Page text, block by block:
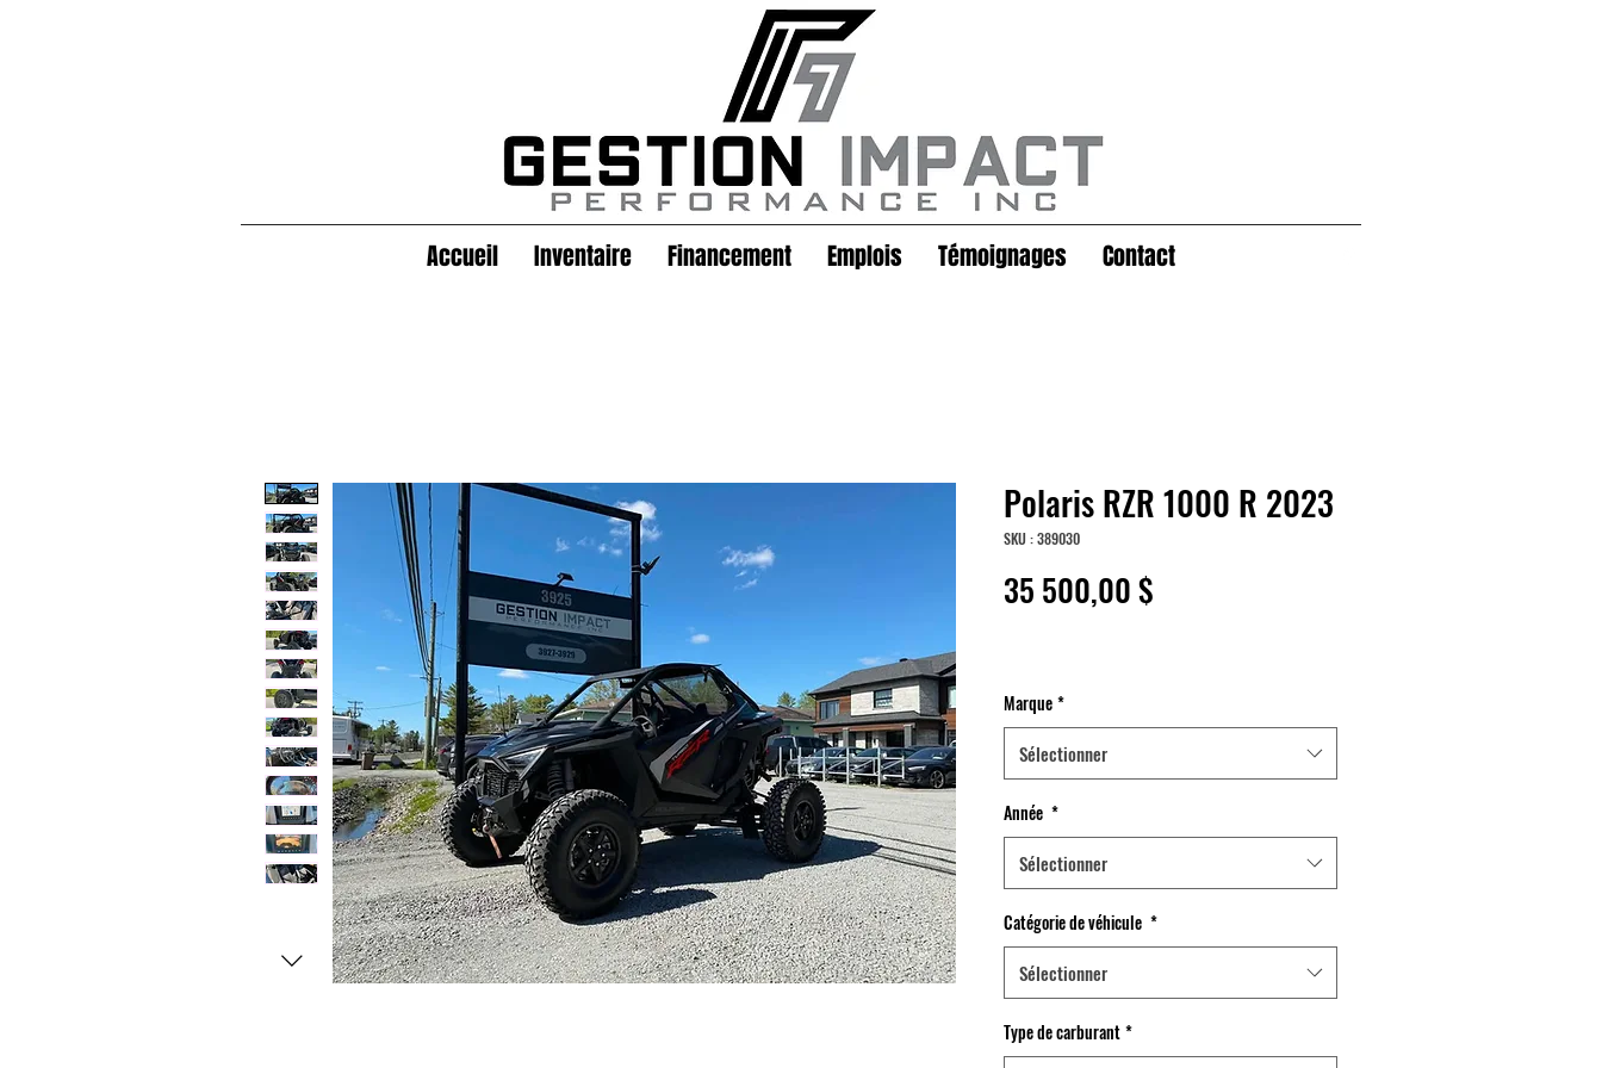
Accueil Inventaire Financement Emplois Témoignages Contact
Polaris RZR 1000 R 2023
SKU : 389030
35 500,00 $
Marque*
Sélectionner
Année *
Sélectionner
Catégorie de véhicule *
Sélectionner
Type de carburant*